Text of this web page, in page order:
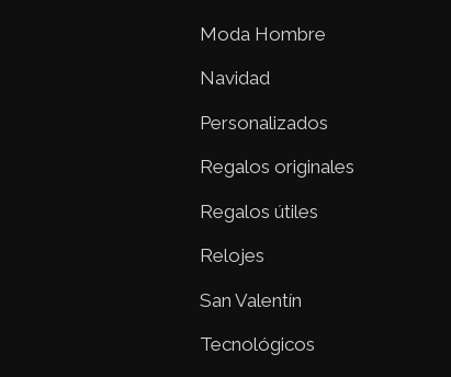
Moda Hombre
Navidad
Personalizados
Regalos originales
Regalos útiles
Relojes
San Valentín
Tecnológicos